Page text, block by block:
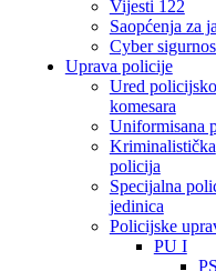
Vijesti 122
Saopćenja za
Cyber
Uprava policije
Ured
komesara
Uniformisana
Kriminalistička
policija
Specijalna
jedinica
Policijske
PU I